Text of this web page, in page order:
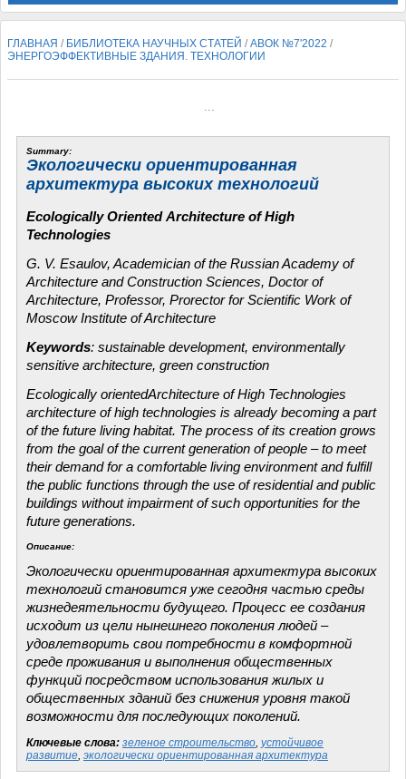
ГЛАВНАЯ / БИБЛИОТЕКА НАУЧНЫХ СТАТЕЙ /АВОК №7'2022 /
ЭНЕРГОЭФФЕКТИВНЫЕ ЗДАНИЯ. ТЕХНОЛОГИИ
Summary:
Экологически ориентированная
архитектура высоких технологий
Ecologically OrientedArchitecture of High
Technologies
G. V. Esaulov, Academician of the Russian Academy of
Architecture and Construction Sciences, Doctor of
Architecture, Professor, Prorector for Scientific Work of
Moscow Institute of Architecture
Keywords: sustainable development, environmentally
sensitive architecture, green construction
Ecologically orientedArchitecture of High Technologies
architecture of high technologies is already becoming a part
of the future living habitat. The process of its creation grows
from the goal of the current generation of people – to meet
their demand for a comfortable living environment and fulfill
the public functions through the use of residential and public
buildings without impairment of such opportunities for the
future generations.
Описание:
Экологически ориентированная архитектура высоких
технологий становится уже сегодня частью среды
жизнедеятельности будущего. Процесс ее создания
исходит из цели нынешнего поколения людей –
удовлетворить свои потребности в комфортной
среде проживания и выполнения общественных
функций посредством использования жилых и
общественных зданий без снижения уровня такой
возможности для последующих поколений.
Ключевые слова: зеленое строительство, устойчивое
развитие, экологически ориентированная архитектура